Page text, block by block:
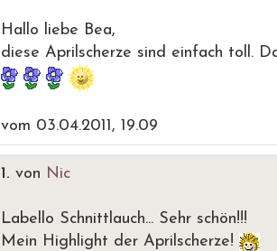
Hallo liebe Bea,
diese Aprilscherze sind einfach toll.
vom 03.04.2011, 19.09
1. von Nic
Labello Schnittlauch... Sehr schön!!!
Mein Highlight der Aprilscherze!